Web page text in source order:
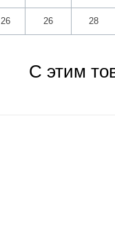
26 26 28
С этим